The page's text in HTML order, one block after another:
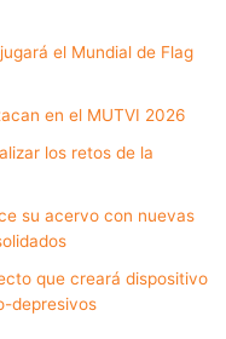
el Mundial de Flag
en el MUTVI 2026
los retos de la
su acervo con nuevas
que creará dispositivo
depresivos